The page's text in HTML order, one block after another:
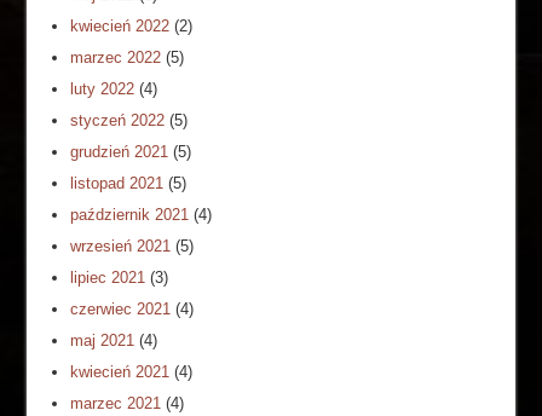
kwiecień 2022 (2)
marzec 2022 (5)
luty 2022 (4)
styczeń 2022 (5)
grudzień 2021 (5)
listopad 2021 (5)
październik 2021 (4)
wrzesień 2021 (5)
lipiec 2021 (3)
czerwiec 2021 (4)
maj 2021 (4)
kwiecień 2021 (4)
marzec 2021 (4)